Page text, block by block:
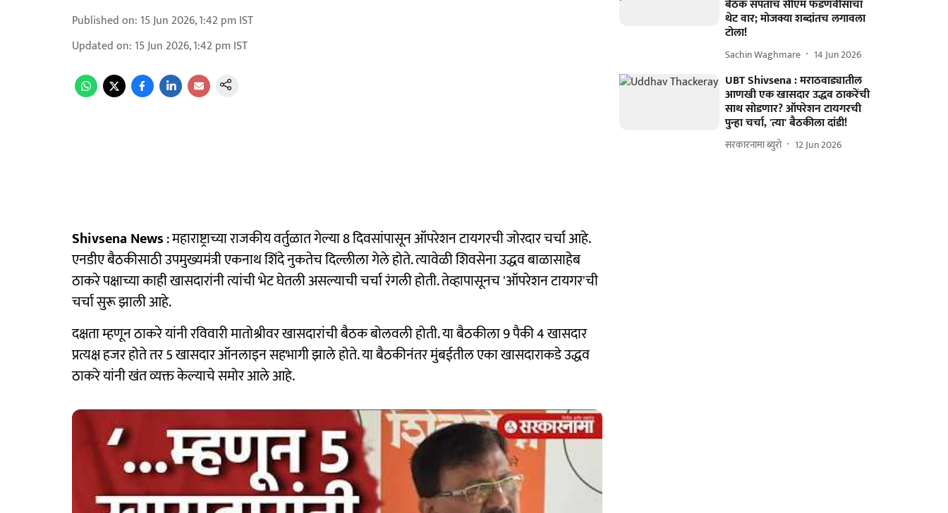
Published on: 15 Jun 2026, 1:42 pm IST
Updated on: 15 Jun 2026, 1:42 pm IST
Shivsena News: महाराष्ट्राच्या राजकीय वर्तुळात गेल्या 8 दिवसांपासून ऑपरेशन टायगरची जोरदार चर्चा आहे.
एनडीए बैठकीसाठी उपमुख्यमंत्री एकनाथ शिंदे नुकतेच दिल्लीला गेले होते. त्यावेळी शिवसेना उद्धव बाळासाहेब
ठाकरे पक्षाच्या काही खासदारांनी त्यांची भेट घेतली असल्याची चर्चा रंगली होती. तेव्हापासूनच 'ऑपरेशन टायगर'ची
चर्चा सुरू झाली आहे.
दक्षता म्हणून ठाकरे यांनी रविवारी मातोश्रीवर खासदारांची बैठक बोलवली होती. या बैठकीला 9 पैकी 4 खासदार
प्रत्यक्ष हजर होते तर 5 खासदार ऑनलाइन सहभागी झाले होते. या बैठकीनंतर मुंबईतील एका खासदाराकडे उद्धव
ठाकरे यांनी खंत व्यक्त केल्याचे समोर आले आहे.
बैठक संपताच सीएम फडणवीसांचा
थेट वार; मोजक्या शब्दांतच लगावला
टोला!
Sachin Waghmare 14 Jun 2026
UBT Shivsena : मराठवाड्यातील
आणखी एक खासदार उद्धव ठाकरेंची
साथ सोडणार? ऑपरेशन टायगरची
पुन्हा चर्चा, 'त्या' बैठकीला दांडी!
सरकारनामा ब्युरो 12 Jun 2026